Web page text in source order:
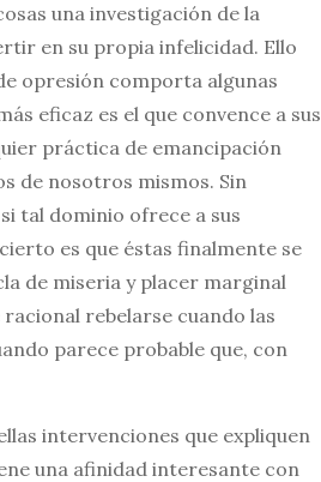
una investigación de la
en su propia infelicidad. Ello
opresión comporta algunas
eficaz es el que convence a sus
práctica de emancipación
de nosotros mismos. Sin
tal dominio ofrece a sus
es que éstas finalmente se
de miseria y placer marginal
rebelarse cuando las
parece probable que, con
intervenciones que expliquen
una afinidad interesante con